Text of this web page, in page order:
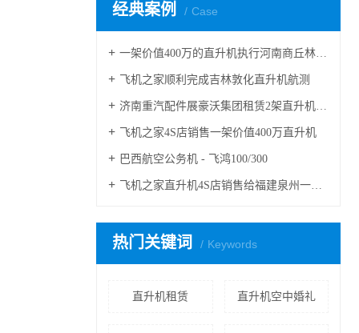
经典案例 Case
一架价值400万的直升机执行河南商丘林业飞防
飞机之家顺利完成吉林敦化直升机航测
济南重汽配件展豪沃集团租赁2架直升机庆典
飞机之家4S店销售一架价值400万直升机
巴西航空公务机 - 飞鸿100/300
飞机之家直升机4S店销售给福建泉州一学校一架直升机
热门关键词 Keywords
直升机租赁 直升机空中婚礼